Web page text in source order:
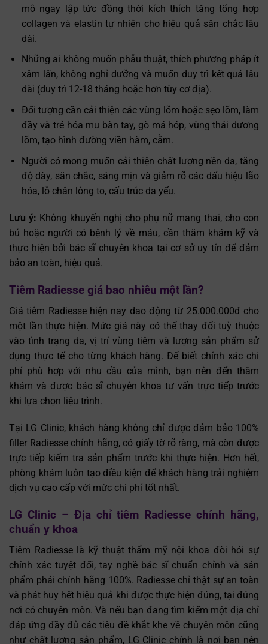
mô ngay lập tức đồng thời kích thích tăng tổng hợp
collagen và elastin tự nhiên cho hiệu quả săn chắc lâu
dài.
Những ai không muốn phẫu thuật, thích phương pháp ít
xâm lấn, không nghỉ dưỡng và muốn duy trì kết quả lâu
dài (duy trì 12-18 tháng hoặc hơn tùy cơ địa).
Đối tượng cần cải thiện các vùng lõm hoặc sẹo lõm, làm
đầy và trẻ hóa mu bàn tay, gò má hóp, vùng thái dương
lõm, tạo hình đường viền hàm, cằm.
Người có mong muốn cải thiện chất lượng nền da, tăng
độ dày, săn chắc, sáng mịn và giảm rõ các dấu hiệu lão
hóa, lỗ chân lông to, cấu trúc da yếu.
Lưu ý: Không khuyến nghị cho phụ nữ mang thai, cho con
bú hoặc người có bệnh lý về máu, cần thăm khám kỹ và
thực hiện bởi bác sĩ chuyên khoa tại cơ sở uy tín để đảm
bảo an toàn, hiệu quả.
Tiêm Radiesse giá bao nhiêu một lần?
Giá tiêm Radiesse hiện nay dao động từ 25.000.000đcho
một lần thực hiện. Mức giá này có thể thay đổi tuỳ thuộc
vào tình trạng da, vị trí vùng tiêm và lượng sản phẩm sử
dụng thực tế cho từng khách hàng. Để biết chính xác chi
phí phù hợp với nhu cầu của mình, bạn nên đến thăm
khám và được bác sĩ chuyên khoa tư vấn trực tiếp trước
khi lựa chọn liệu trình.
Tại LG Clinic, khách hàng không chỉ được đảm bảo 100%
filler Radiesse chính hãng, có giấy tờ rõ ràng, mà còn được
trực tiếp kiểm tra sản phẩm trước khi thực hiện. Hơn hết,
phòng khám luôn tạo điều kiện để khách hàng trải nghiệm
dịch vụ cao cấp với mức chi phí tốt nhất.
LG Clinic – Địa chỉ tiêm Radiesse chính hãng,
chuẩn y khoa
Tiêm Radiesse là kỹ thuật thẩm mỹ nội khoa đòi hỏi sự
chính xác tuyệt đối, tay nghề bác sĩ chuẩn chỉnh và sản
phẩm phải chính hãng 100%. Radiesse chỉ thật sự an toàn
và phát huy hết hiệu quả khi được thực hiện đúng, tại đúng
nơi có chuyên môn. Và nếu bạn đang tìm kiếm một địa chỉ
đáp ứng đầy đủ các tiêu đề khắt khe về chuyên môn cũng
như chất lượng sản phẩm, LG Clinic chính là nơi bạn nên